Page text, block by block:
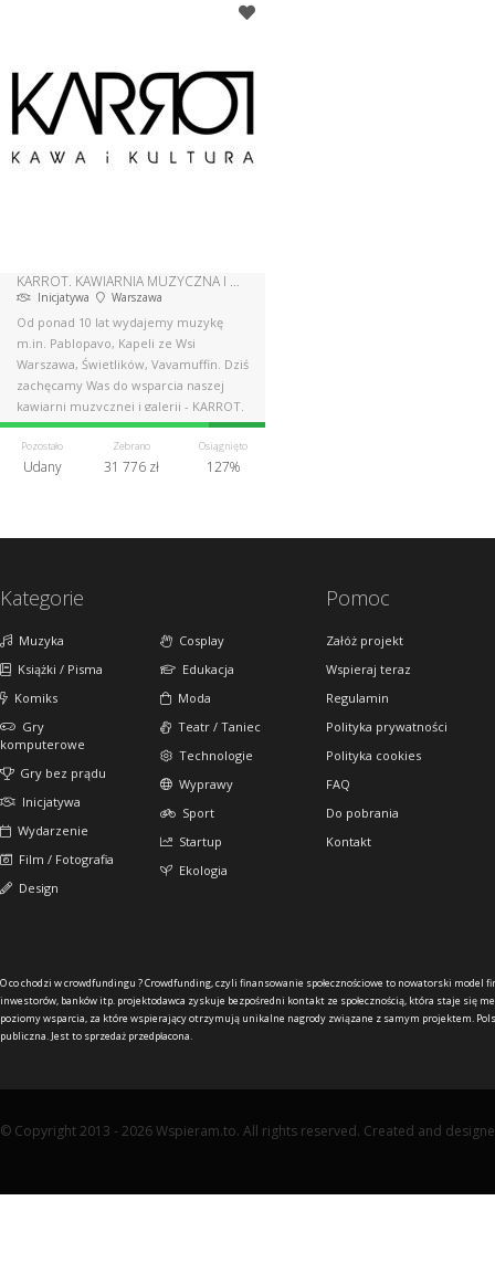
KARROT. KAWIARNIA MUZYCZNA I GALERIA
Inicjatywa Warszawa
Od ponad 10 lat wydajemy muzykę
m.in. Pablopavo, Kapeli ze Wsi
Warszawa, Świetlików, Vavamuffin. Dziś
zachęcamy Was do wsparcia naszej
kawiarni muzycznej i galerii - KARROT.
Pozostało
Udany
Zebrano
31 776 zł
Osiągnięto
127%
Kategorie
Muzyka
Książki / Pisma
Komiks
Gry
komputerowe
Gry bez prądu
Inicjatywa
Wydarzenie
Film / Fotografia
Design
Cosplay
Edukacja
Moda
Teatr / Taniec
Technologie
Wyprawy
Sport
Startup
Ekologia
Pomoc
Załóż projekt
Wspieraj teraz
Regulamin
Polityka prywatności
Polityka cookies
FAQ
Do pobrania
Kontakt
O co chodzi w crowdfundingu ?Crowdfunding, czyli finansowanie społecznościowe to nowatorski model
inwestorów, banków itp. projektodawca zyskuje bezpośredni kontakt ze społecznością, która staje się
poziomy wsparcia, za które wspierający otrzymują unikalne nagrody związane z samym projektem.
publiczna. Jest to sprzedaż przedpłacona.
© Copyright 2013 - 2026 Wspieram.to. All rights reserved. Created and